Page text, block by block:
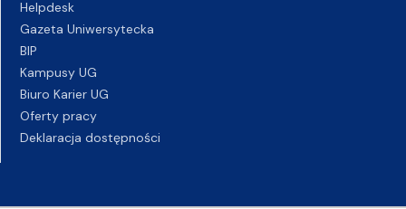
Helpdesk
Gazeta Uniwersytecka
BIP
Kampusy UG
Biuro Karier UG
Oferty pracy
Deklaracja dostępności